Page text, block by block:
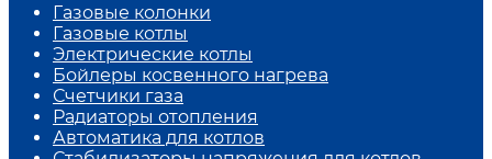
Газовые колонки
Газовые котлы
Электрические котлы
Бойлеры косвенного нагрева
Счетчики газа
Радиаторы отопления
Автоматика для котлов